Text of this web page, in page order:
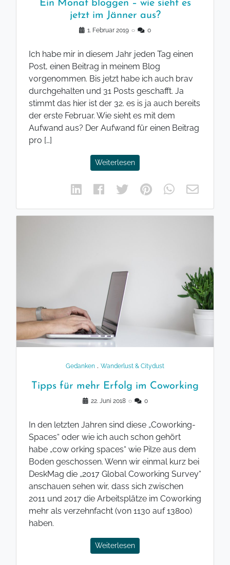
Ein Monat bloggen – wie sieht es
jetzt im Jänner aus?
1. Februar 2019 ◌ 0
Ich habe mir in diesem Jahr jeden Tag einen
Post, einen Beitrag in meinem Blog
vorgenommen. Bis jetzt habe ich auch brav
durchgehalten und 31 Posts geschafft. Ja
stimmt das hier ist der 32. es is ja auch bereits
der erste Februar. Wie sieht es mit dem
Aufwand aus? Der Aufwand für einen Beitrag
pro […]
Weiterlesen
Gedanken . Wanderlust & Citydust
Tipps für mehr Erfolg im Coworking
22. Juni 2018 ◌ 0
In den letzten Jahren sind diese „Coworking-
Spaces“ oder wie ich auch schon gehört
habe „cow orking spaces“ wie Pilze aus dem
Boden geschossen. Wenn wir einmal kurz bei
DeskMag die „2017 Global Coworking Survey“
anschauen sehen wir, dass sich zwischen
2011 und 2017 die Arbeitsplätze im Coworking
mehr als verzehnfacht (von 1130 auf 13800)
haben.
Weiterlesen